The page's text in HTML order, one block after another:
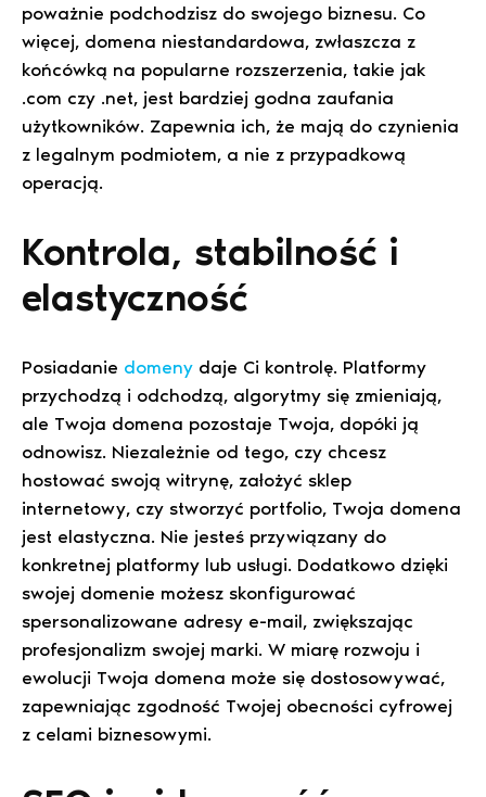
poważnie podchodzisz do swojego biznesu. Co
więcej, domena niestandardowa, zwłaszcza z
końcówką na popularne rozszerzenia, takie jak
.com czy .net, jest bardziej godna zaufania
użytkowników. Zapewnia ich, że mają do czynienia
z legalnym podmiotem, a nie z przypadkową
operacją.
Kontrola, stabilność i
elastyczność
Posiadanie domeny daje Ci kontrolę. Platformy
przychodzą i odchodzą, algorytmy się zmieniają,
ale Twoja domena pozostaje Twoja, dopóki ją
odnowisz. Niezależnie od tego, czy chcesz
hostować swoją witrynę, założyć sklep
internetowy, czy stworzyć portfolio, Twoja domena
jest elastyczna. Nie jesteś przywiązany do
konkretnej platformy lub usługi. Dodatkowo dzięki
swojej domenie możesz skonfigurować
spersonalizowane adresy e-mail, zwiększając
profesjonalizm swojej marki. W miarę rozwoju i
ewolucji Twoja domena może się dostosowywać,
zapewniając zgodność Twojej obecności cyfrowej
z celami biznesowymi.